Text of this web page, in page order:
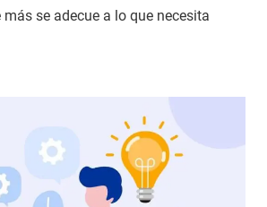
se adecue a lo que necesita